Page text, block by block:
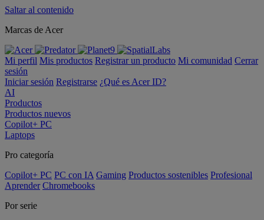
Saltar al contenido
Marcas de Acer
Mi perfil Mis productos Registrar un producto Mi comunidad Cerrar
sesión
Iniciar sesión Registrarse ¿Qué es Acer ID?
AI
Productos
Productos nuevos
Copilot+ PC
Laptops
Pro categoría
Copilot+ PC PC con IA Gaming Productos sostenibles Profesional
Aprender Chromebooks
Por serie